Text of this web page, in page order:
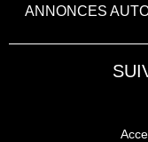
ANNONCES